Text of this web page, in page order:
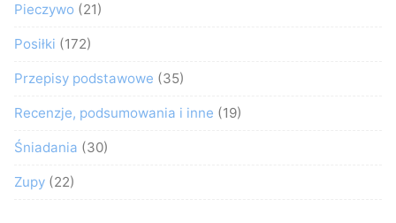
Pieczywo (21)
Posiłki (172)
Przepisy podstawowe (35)
Recenzje, podsumowania i inne (19)
Śniadania (30)
Zupy (22)